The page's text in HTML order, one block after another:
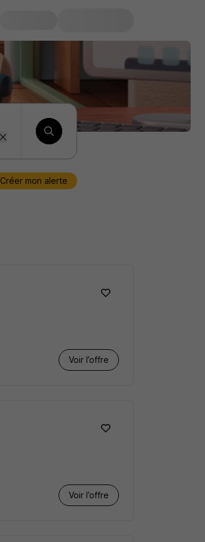
Créer mon alerte
Voir l’offre
Voir l’offre